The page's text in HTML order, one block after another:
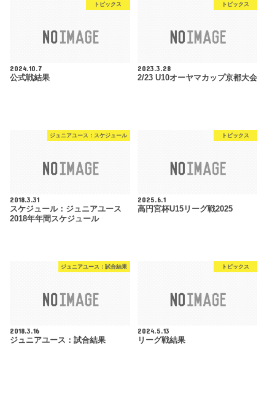
トピックス
2024.10.7
公式戦結果
トピックス
2023.3.28
2/23 U10オーヤマカップ京都大会
ジュニアユース：スケジュール
2018.3.31
スケジュール：ジュニアユース
2018年年間スケジュール
トピックス
2025.6.1
高円宮杯U15リーグ戦2025
ジュニアユース：試合結果
2018.3.16
ジュニアユース：試合結果
トピックス
2024.5.13
リーグ戦結果